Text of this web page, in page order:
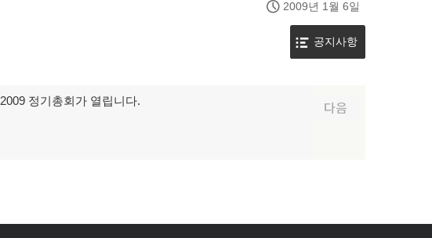
2009년 1월 6일
공지사항
다음
2009 정기총회가 열립니다.